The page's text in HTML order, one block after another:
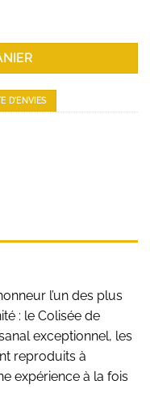
D'ENVIES
l’un des plus
: le Colisée de
exceptionnel, les
reproduits à
expérience à la fois